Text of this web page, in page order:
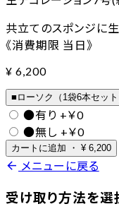
共立てのスポンジに
《消費期限 当日》
¥ 6,200
■ローソク（1袋6本セット
●有り +￥0
●無し +￥0
カートに追加 ・ ¥ 6,200
arrow_back メニューに戻る
受け取り方法を選